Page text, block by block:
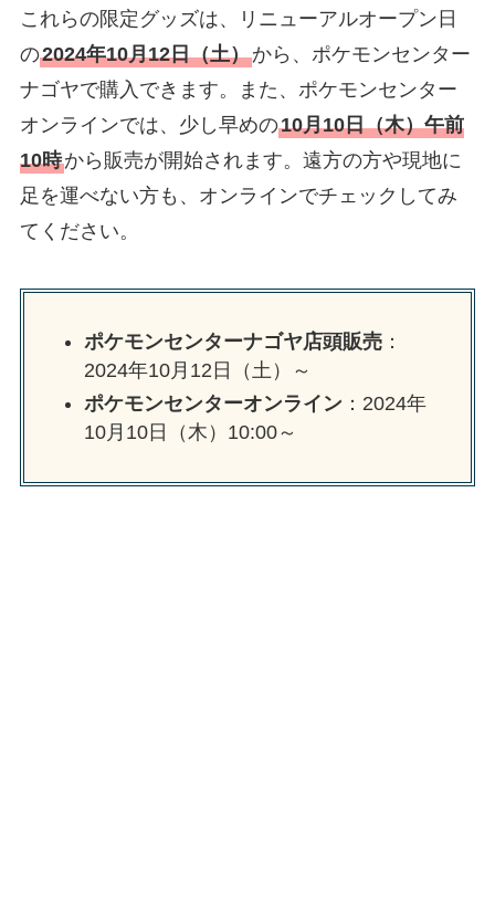
これらの限定グッズは、リニューアルオープン日
の2024年10月12日（土）から、ポケモンセンター
ナゴヤで購入できます。また、ポケモンセンター
オンラインでは、少し早めの10月10日（木）午前
10時から販売が開始されます。遠方の方や現地に
足を運べない方も、オンラインでチェックしてみ
てください。
ポケモンセンターナゴヤ店頭販売：
2024年10月12日（土）～
ポケモンセンターオンライン：2024年
10月10日（木）10:00～